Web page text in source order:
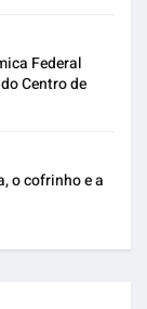
Federal
Centro de
o cofrinho e a